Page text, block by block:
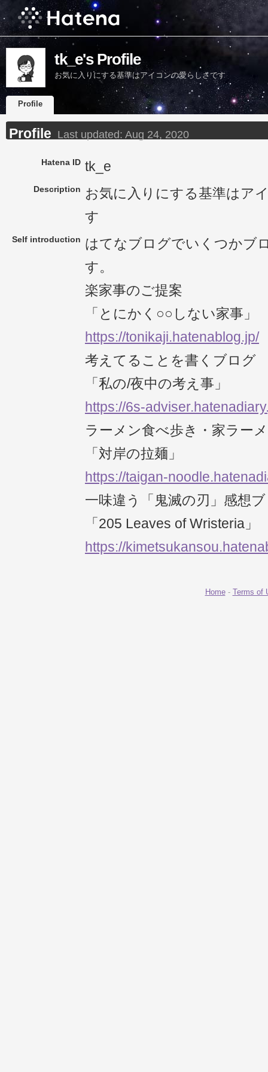
tk_e's Profile
お気に入りにする基準はアイコンの愛らしさです
Profile
Profile Last updated: Aug 24, 2020
Hatena ID tk_e
Description お気に入りにする基準はア
す
Self introduction はてなブログでいくつかブ
す。
楽家事のご提案
「とにかく○○しない家事」
https://tonikaji.hatenablog.jp/
考えてることを書くブログ
「私の/夜中の考え事」
https://6s-
ラーメン食べ歩き・家ラー
「対岸の拉麺」
https://taigan-
一味違う「鬼滅の刃」感想
「205 Leaves of Wristeria」
https://
Home- Terms of